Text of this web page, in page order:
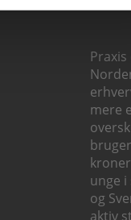
mere
unge
og
aktiv